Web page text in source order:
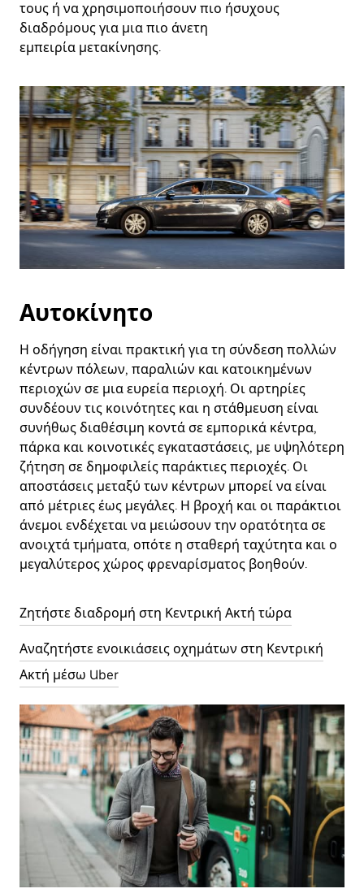
τους ή να χρησιμοποιήσουν πιο ήσυχους
διαδρόμους για μια πιο άνετη
εμπειρία μετακίνησης.
Αυτοκίνητο
Η οδήγηση είναι πρακτική για τη σύνδεση πολλών
κέντρων πόλεων, παραλιών και κατοικημένων
περιοχών σε μια ευρεία περιοχή. Οι αρτηρίες
συνδέουν τις κοινότητες και η στάθμευση είναι
συνήθως διαθέσιμη κοντά σε εμπορικά κέντρα,
πάρκα και κοινοτικές εγκαταστάσεις, με υψηλότερη
ζήτηση σε δημοφιλείς παράκτιες περιοχές. Οι
αποστάσεις μεταξύ των κέντρων μπορεί να είναι
από μέτριες έως μεγάλες. Η βροχή και οι παράκτιοι
άνεμοι ενδέχεται να μειώσουν την ορατότητα σε
ανοιχτά τμήματα, οπότε η σταθερή ταχύτητα και ο
μεγαλύτερος χώρος φρεναρίσματος βοηθούν.
Ζητήστε διαδρομή στη Κεντρική Ακτή τώρα
Αναζητήστε ενοικιάσεις οχημάτων στη Κεντρική
Ακτή μέσω Uber